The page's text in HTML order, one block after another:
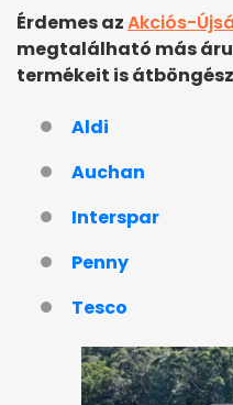
Érdemes azAkciós-
megtalálható más
termékeit is
Aldi
Auchan
Interspar
Penny
Tesco